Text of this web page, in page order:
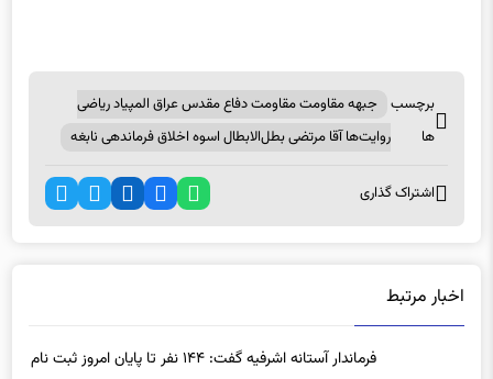
برچسب
ها
جبهه مقاومت مقاومت دفاع مقدس عراق المپیاد ریاضی
روایت‌ها آقا مرتضی بطل‌الابطال اسوه اخلاق فرماندهی ‌نابغه
اشتراک گذاری
اخبار مرتبط
فرماندار آستانه اشرفیه گفت: ۱۴۴ نفر تا پایان امروز ثبت نام